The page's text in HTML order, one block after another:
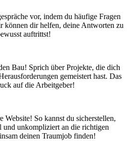
vor, indem du häufige Fragen
können dir helfen, deine Antworten zu
auftrittst!
Bau! Sprich über Projekte, die dich
gemeistert hast. Das
auf die Arbeitgeber!
Website! So kannst du sicherstellen,
und unkompliziert an die richtigen
deinen Traumjob finden!